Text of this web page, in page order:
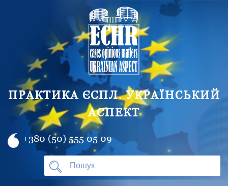
ПРАКТИКА ЄСПЛ. УКРАЇНСЬКИЙ
АСПЕКТ
+380 (50) 555 05 09